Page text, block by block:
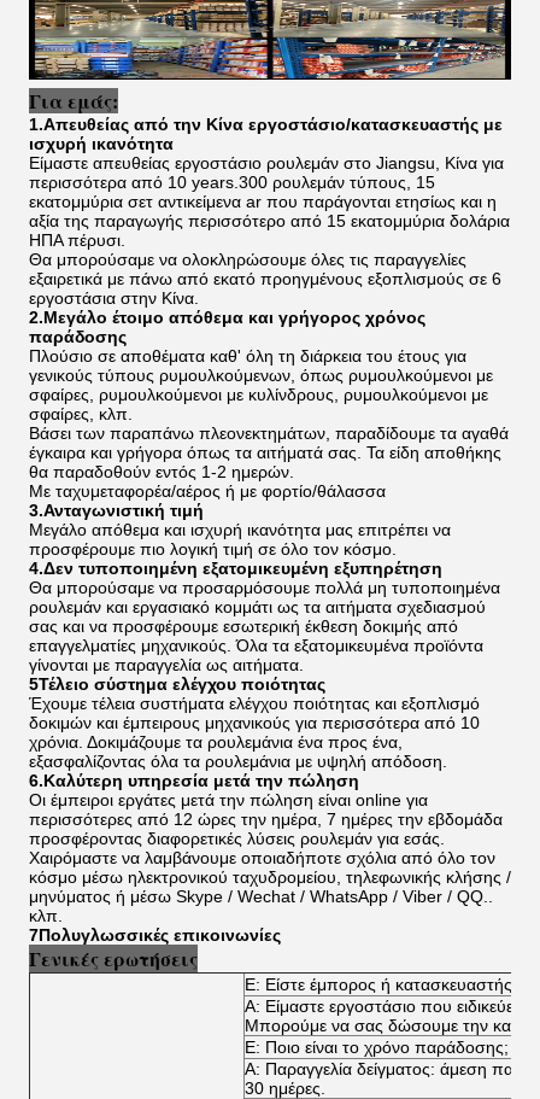
Για εμάς:
1.Απευθείας από την Κίνα εργοστάσιο/κατασκευαστής με
ισχυρή ικανότητα
Είμαστε απευθείας εργοστάσιο ρουλεμάν στο Jiangsu, Κίνα για
περισσότερα από 10 years.300 ρουλεμάν τύπους, 15
εκατομμύρια σετ αντικείμενα ar που παράγονται ετησίως και η
αξία της παραγωγής περισσότερο από 15 εκατομμύρια δολάρια
ΗΠΑ πέρυσι.
Θα μπορούσαμε να ολοκληρώσουμε όλες τις παραγγελίες
εξαιρετικά με πάνω από εκατό προηγμένους εξοπλισμούς σε 6
εργοστάσια στην Κίνα.
2.Μεγάλο έτοιμο απόθεμα και γρήγορος χρόνος
παράδοσης
Πλούσιο σε αποθέματα καθ' όλη τη διάρκεια του έτους για
γενικούς τύπους ρυμουλκούμενων, όπως ρυμουλκούμενοι με
σφαίρες, ρυμουλκούμενοι με κυλίνδρους, ρυμουλκούμενοι με
σφαίρες, κλπ.
Βάσει των παραπάνω πλεονεκτημάτων, παραδίδουμε τα αγαθά
έγκαιρα και γρήγορα όπως τα αιτήματά σας. Τα είδη αποθήκης
θα παραδοθούν εντός 1-2 ημερών.
Με ταχυμεταφορέα/αέρος ή με φορτίο/θάλασσα
3.Ανταγωνιστική τιμή
Μεγάλο απόθεμα και ισχυρή ικανότητα μας επιτρέπει να
προσφέρουμε πιο λογική τιμή σε όλο τον κόσμο.
4.Δεν τυποποιημένη εξατομικευμένη εξυπηρέτηση
Θα μπορούσαμε να προσαρμόσουμε πολλά μη τυποποιημένα
ρουλεμάν και εργασιακό κομμάτι ως τα αιτήματα σχεδιασμού
σας και να προσφέρουμε εσωτερική έκθεση δοκιμής από
επαγγελματίες μηχανικούς. Όλα τα εξατομικευμένα προϊόντα
γίνονται με παραγγελία ως αιτήματα.
5Τέλειο σύστημα ελέγχου ποιότητας
Έχουμε τέλεια συστήματα ελέγχου ποιότητας και εξοπλισμό
δοκιμών και έμπειρους μηχανικούς για περισσότερα από 10
χρόνια. Δοκιμάζουμε τα ρουλεμάνια ένα προς ένα,
εξασφαλίζοντας όλα τα ρουλεμάνια με υψηλή απόδοση.
6.Καλύτερη υπηρεσία μετά την πώληση
Οι έμπειροι εργάτες μετά την πώληση είναι online για
περισσότερες από 12 ώρες την ημέρα, 7 ημέρες την εβδομάδα
προσφέροντας διαφορετικές λύσεις ρουλεμάν για εσάς.
Χαιρόμαστε να λαμβάνουμε οποιαδήποτε σχόλια από όλο τον
κόσμο μέσω ηλεκτρονικού ταχυδρομείου, τηλεφωνικής κλήσης /
μηνύματος ή μέσω Skype / Wechat / WhatsApp / Viber / QQ..
κλπ.
7Πολυγλωσσικές επικοινωνίες
Γενικές ερωτήσεις
Ε: Είστε έμπορος ή κατασκευαστής;
Α: Είμαστε εργοστάσιο που
Μπορούμε να σας δώσουμε την
Ε: Ποιο είναι το χρόνο παράδοσης;
Α: Παραγγελία δείγματος: άμεση
30 ημέρες.